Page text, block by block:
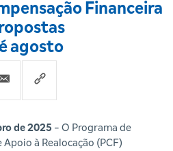
Financeira
agosto
de 2025 - O Programa de
à Realocação (PCF)